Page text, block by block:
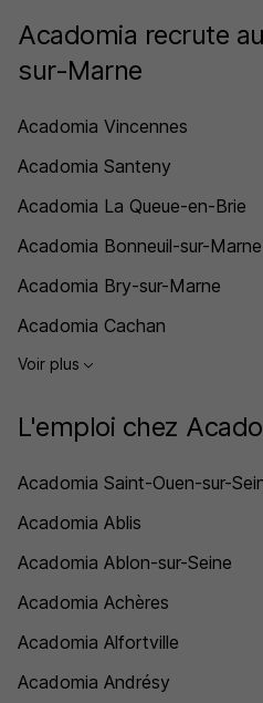
Acadomia recrute
sur-Marne
Acadomia Vincennes
Acadomia Santeny
Acadomia La Queue-en-Brie
Acadomia Bonneuil-sur-Marne
Acadomia Bry-sur-Marne
Acadomia Cachan
Voir plus
L'emploi chez
Acadomia Saint-Ouen-sur-
Acadomia Ablis
Acadomia Ablon-sur-Seine
Acadomia Achères
Acadomia Alfortville
Acadomia Andrésy